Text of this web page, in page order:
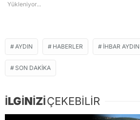
Yükleniyor...
AYDIN HABERLER İHBAR AYDIN
SON DAKIKA
İLGİNİZİÇEKEBİLİR